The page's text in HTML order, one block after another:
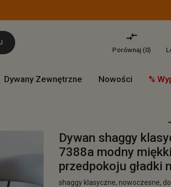
Porównaj (0)
Dywany Zewnętrzne Nowości %
Dywan shaggy
7388a modny
przedpokoju gładki
shaggy klasyczne, nowoczesne,